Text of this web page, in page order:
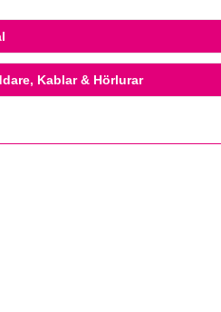
Kablar & Hörlurar